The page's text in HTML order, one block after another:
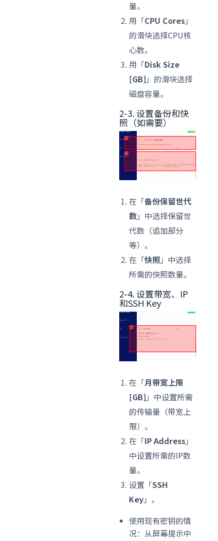
量。
用「CPU Cores」
的滑块选择CPU核
心数。
用「Disk Size
[GB] 」的滑块选择
磁盘容量。
2-3. 设置备份和快
照（如需要）
在「备份保留世代
数」中选择保留世
代数（追加部分
等）。
在「快照」中选择
所需的快照数量。
2-4. 设置带宽、IP
和SSH Key
在「月带宽上限
[GB] 」中设置所需
的传输量（带宽上
限）。
在「IP Address」
中设置所需的IP数
量。
设置「SSH
Key」。
使用现有密钥的情
况：从屏幕提示中